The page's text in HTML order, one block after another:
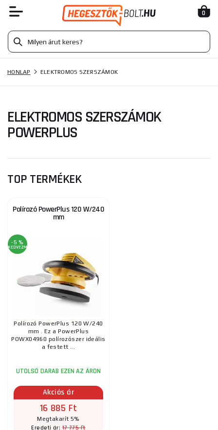
0
HONLAP ELEKTROMOS SZERSZÁMOK
ELEKTROMOS SZERSZÁMOK
POWERPLUS
TOP TERMÉKEK
Polírozó PowerPlus 120 W/240
mm
-5 %
KEDVEZMÉNY
Polírozó PowerPlus 120 W/240
mm . Ez a PowerPlus
POWX04960 polírozószer ideális
a festett ...
UTOLSÓ DARAB EZEN AZ ÁRON
Akciós ár
16 885 Ft
Megtakarít 5%
Eredeti ár:17 775 Ft